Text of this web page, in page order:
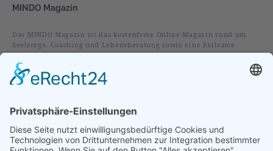
MINDO Magazin
Das MINDO Magazin ist das kostenfreie Online-Magazin rund um
Seelsorge, Coaching und Lebensberatung sowie eine heilsame
christliche Spiritualität.
Rubriken
Alles
Liebe
Glaube